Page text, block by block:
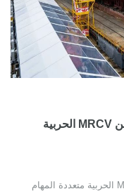
سنغافورة تدشن RSS Valour.. ثاني سفن MRCV الحربية